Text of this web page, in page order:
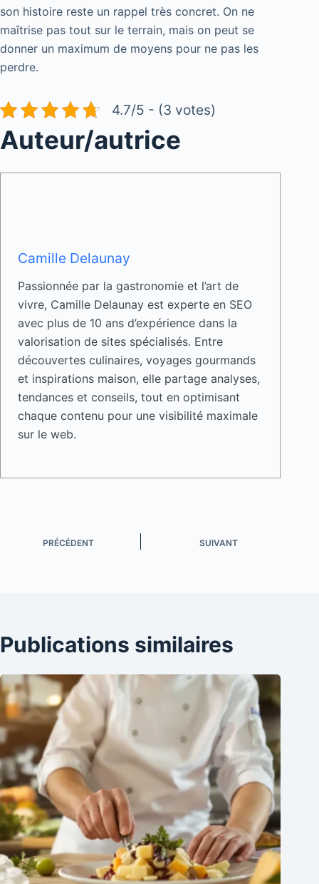
son histoire reste un rappel très concret. On ne
maîtrise pas tout sur le terrain, mais on peut se
donner un maximum de moyens pour ne pas les
perdre.
4.7/5 - (3 votes)
Auteur/autrice
Camille Delaunay
Passionnée par la gastronomie et l’art de
vivre, Camille Delaunay est experte en SEO
avec plus de 10 ans d’expérience dans la
valorisation de sites spécialisés. Entre
découvertes culinaires, voyages gourmands
et inspirations maison, elle partage analyses,
tendances et conseils, tout en optimisant
chaque contenu pour une visibilité maximale
sur le web.
PRÉCÉDENT SUIVANT
Publications similaires